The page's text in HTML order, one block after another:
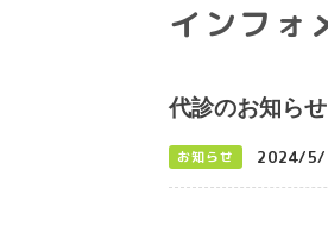
インフォ
代診のお知らせ
お知らせ 2024/5/